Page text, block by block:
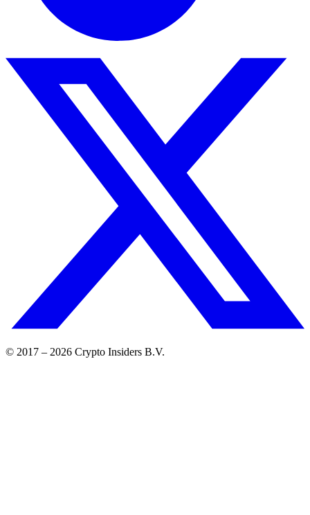
© 2017 – 2026 Crypto Insiders B.V.